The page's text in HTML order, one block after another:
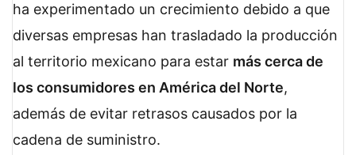
ha experimentado un crecimiento debido a que
diversas empresas han trasladado la producción
al territorio mexicano para estar más cerca de
los consumidores en América del Norte,
además de evitar retrasos causados por la
cadena de suministro.